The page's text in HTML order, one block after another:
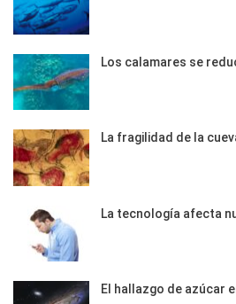
Los calamares se
La fragilidad de la
La tecnología afecta
El hallazgo de azúcar